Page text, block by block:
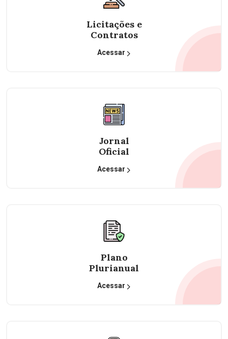
Licitações e
Contratos
Acessar
Jornal
Oficial
Acessar
Plano
Plurianual
Acessar